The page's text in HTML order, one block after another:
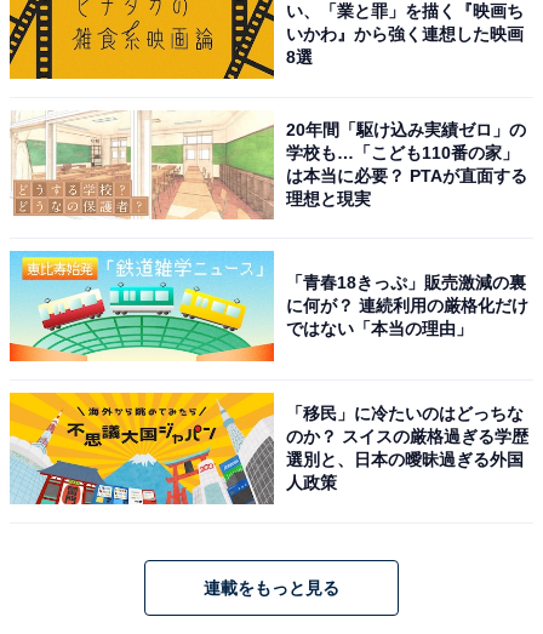
※掲載されている情報は記事公開時のものです。あらか
じめご了承ください。
また、記事中の宿泊プランを予約すると、売上の一部が
オールアバウトに還元されることがあります。
いもの部
Amazonのセール商品から売れ筋ランキングまで、毎日のお買いも
のがもっと楽しく、もっとお得になる情報をお届け。編集部員によ
る独自レビューなど、ここでしか手に入らない情報も満載です。
こちらもおすすめ
【楽天トラベル温泉SALE】「箱根翡翠」が今だ
い、「業と罪」を描く『映画ち
いかわ』から強く連想した映画
8選
20年間「駆け込み実績ゼロ」の
学校も…「こども110番の家」
は本当に必要？ PTAが直面する
理想と現実
「青春18きっぷ」販売激減の裏
に何が？ 連続利用の厳格化だけ
ではない「本当の理由」
「移民」に冷たいのはどっちな
のか？ スイスの厳格過ぎる学歴
選別と、日本の曖昧過ぎる外国
人政策
連載をもっと見る